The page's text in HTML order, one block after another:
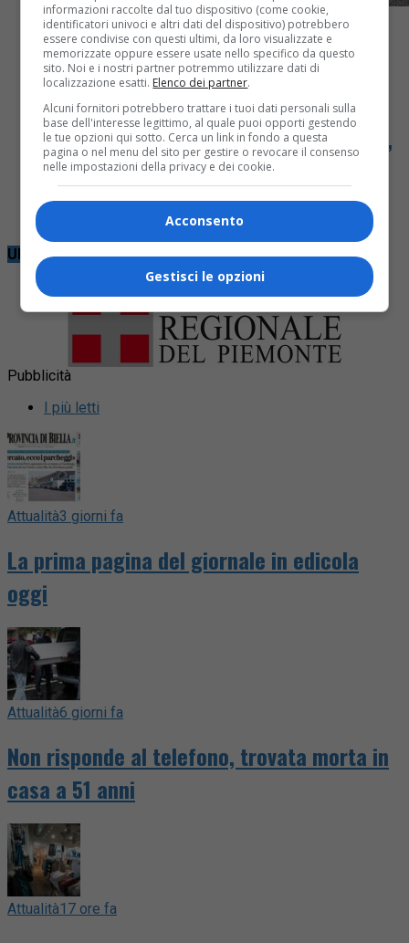
Schianto tra furgone e camion sull’A4,
due feriti
Sul posto i soccorritori. Rallentamenti e code
Ultime notizie
Pubblicità
I più letti
Attualità3 giorni fa
La prima pagina del giornale in edicola
oggi
Attualità6 giorni fa
Non risponde al telefono, trovata morta in
casa a 51 anni
Attualità17 ore fa
informazioni raccolte dal tuo dispositivo (come cookie,
identificatori univoci e altri dati del dispositivo) potrebbero
essere condivise con questi ultimi, da loro visualizzate e
memorizzate oppure essere usate nello specifico da questo
sito. Noi e i nostri partner potremmo utilizzare dati di
localizzazione esatti. Elenco dei partner.
Alcuni fornitori potrebbero trattare i tuoi dati personali sulla
base dell'interesse legittimo, al quale puoi opporti gestendo
le tue opzioni qui sotto. Cerca un link in fondo a questa
pagina o nel menu del sito per gestire o revocare il consenso
nelle impostazioni della privacy e dei cookie.
Acconsento
Gestisci le opzioni